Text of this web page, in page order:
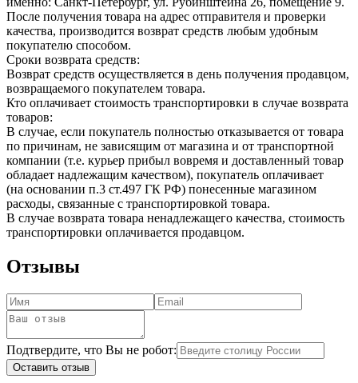
После получения товара на адрес отправителя и проверки
качества, производится возврат средств любым удобным
покупателю способом.
Сроки возврата средств:
Возврат средств осуществляется в день получения продавцом,
возвращаемого покупателем товара.
Кто оплачивает стоимость транспортировки в случае возврата
товаров:
В случае, если покупатель полностью отказывается от товара
по причинам, не зависящим от магазина и от транспортной
компании (т.е. курьер прибыл вовремя и доставленный товар
обладает надлежащим качеством), покупатель оплачивает
(на основании п.3 ст.497 ГК РФ) понесенные магазином
расходы, связанные с транспортировкой товара.
В случае возврата товара ненадлежащего качества, стоимость
транспортировки оплачивается продавцом.
Отзывы
Подтвердите, что Вы не робот:
Оставить отзыв